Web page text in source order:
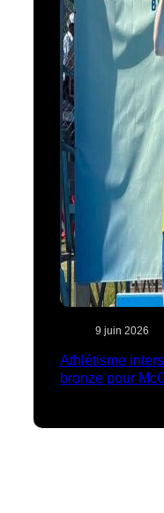
9 juin 2026
Athlétisme
bronze pour